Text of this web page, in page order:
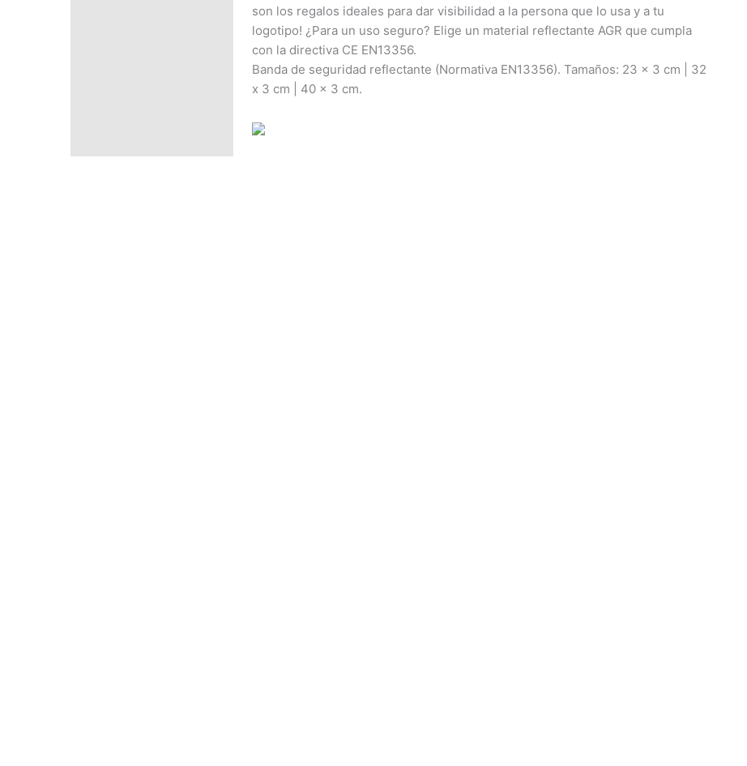
son los regalos ideales para dar visibilidad a la persona que lo usa y a tu
logotipo! ¿Para un uso seguro? Elige un material reflectante AGR que cumpla
con la directiva CE EN13356.
Banda de seguridad reflectante (Normativa EN13356). Tamaños: 23 x 3 cm | 32
x 3 cm | 40 x 3 cm.